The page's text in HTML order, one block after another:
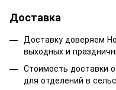
Доставка
Доставку доверяем
выходных и
Стоимость доставки
для отделений в